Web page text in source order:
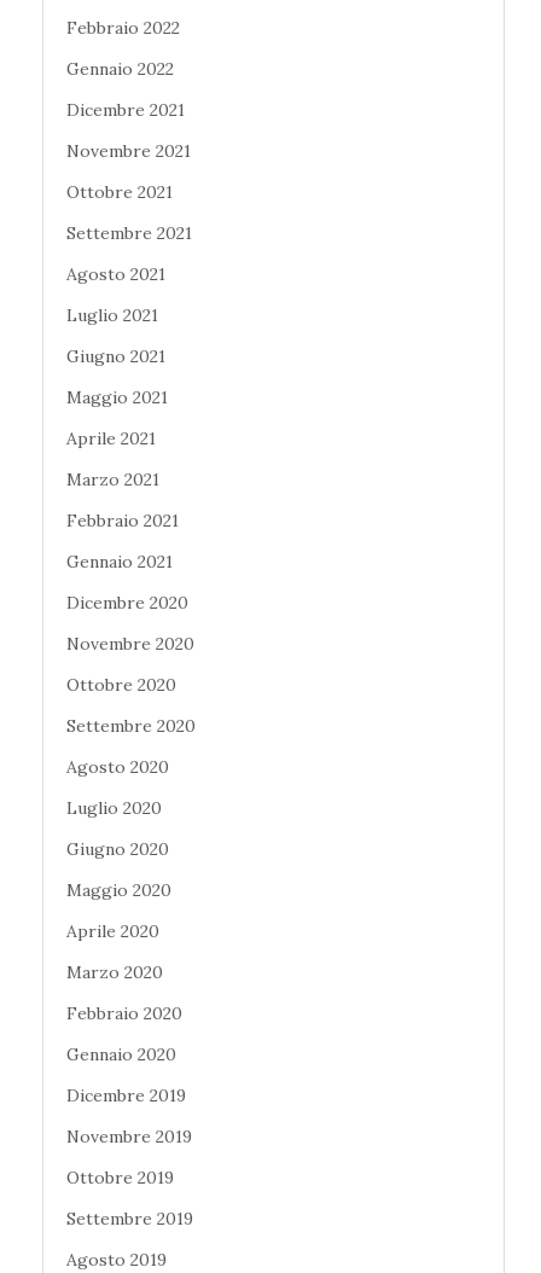
Febbraio 2022
Gennaio 2022
Dicembre 2021
Novembre 2021
Ottobre 2021
Settembre 2021
Agosto 2021
Luglio 2021
Giugno 2021
Maggio 2021
Aprile 2021
Marzo 2021
Febbraio 2021
Gennaio 2021
Dicembre 2020
Novembre 2020
Ottobre 2020
Settembre 2020
Agosto 2020
Luglio 2020
Giugno 2020
Maggio 2020
Aprile 2020
Marzo 2020
Febbraio 2020
Gennaio 2020
Dicembre 2019
Novembre 2019
Ottobre 2019
Settembre 2019
Agosto 2019